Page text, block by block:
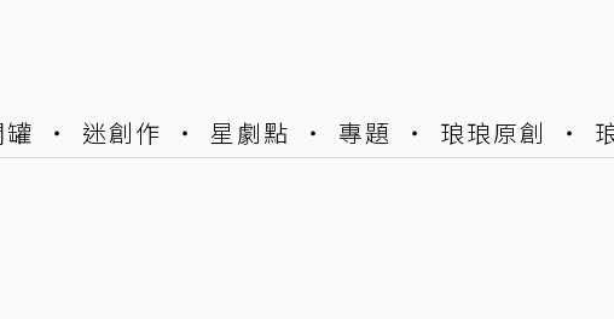
迷創作 星劇點 專題 琅琅原創